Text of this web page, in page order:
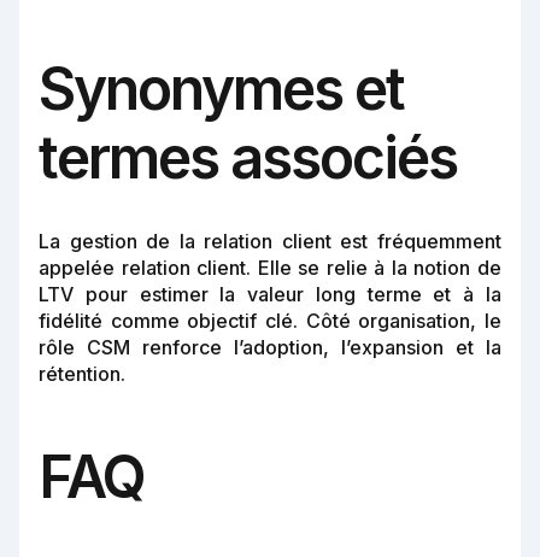
Synonymes et
termes associés
La gestion de la relation client est fréquemment
appelée relation client. Elle se relie à la notion de
LTV pour estimer la valeur long terme et à la
fidélité comme objectif clé. Côté organisation, le
rôle CSM renforce l’adoption, l’expansion et la
rétention.
FAQ